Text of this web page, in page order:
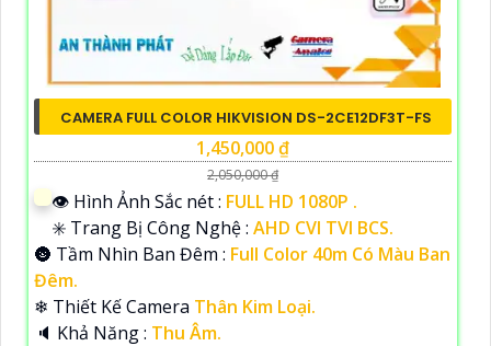
CAMERA FULL COLOR HIKVISION DS-2CE12DF3T-FS
1,450,000 ₫
2,050,000 ₫
👁 Hình Ảnh Sắc nét : FULL HD 1080P .
✳️ Trang Bị Công Nghệ : AHD CVI TVI BCS.
🌚 Tầm Nhìn Ban Đêm : Full Color 40m Có Màu Ban
Đêm.
❄ Thiết Kế Camera Thân Kim Loại.
️🔈 Khả Năng : Thu Âm.